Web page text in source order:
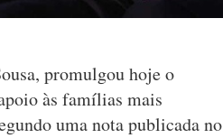
promulgou hoje o
às famílias mais
uma nota publicada no